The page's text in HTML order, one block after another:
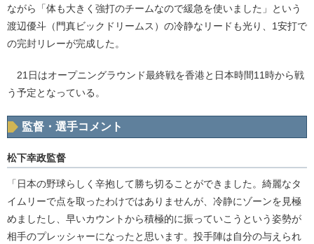
ながら「体も大きく強打のチームなので緩急を使いました」という
渡辺優斗（門真ビックドリームス）の冷静なリードも光り、1安打で
の完封リレーが完成した。
21日はオープニングラウンド最終戦を香港と日本時間11時から戦
う予定となっている。
監督・選手コメント
松下幸政監督
「日本の野球らしく辛抱して勝ち切ることができました。綺麗なタ
イムリーで点を取ったわけではありませんが、冷静にゾーンを見極
めましたし、早いカウントから積極的に振っていこうという姿勢が
相手のプレッシャーになったと思います。投手陣は自分の与えられ